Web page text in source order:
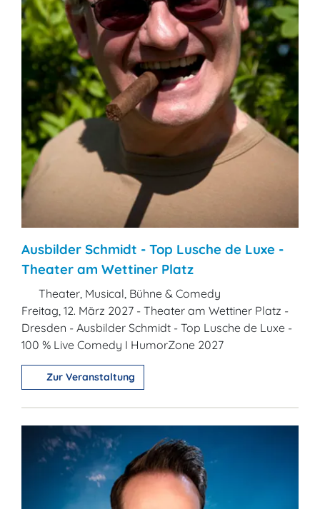
Ausbilder Schmidt - Top Lusche de Luxe -
Theater am Wettiner Platz
Theater, Musical, Bühne & Comedy
Freitag, 12. März 2027 - Theater am Wettiner Platz -
Dresden - Ausbilder Schmidt - Top Lusche de Luxe -
100 % Live Comedy I HumorZone 2027
Zur Veranstaltung